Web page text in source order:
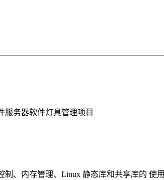
服务器软件灯具管理项目
、内存管理、Linux 静态库和共享库的 使用